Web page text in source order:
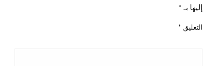
إليها بـ *
التعليق *